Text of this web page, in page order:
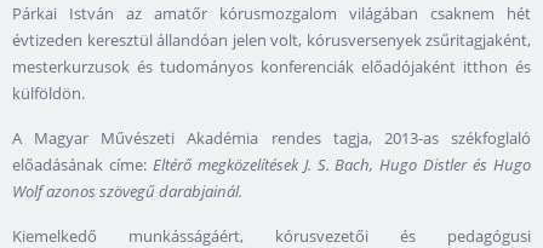
Párkai István az amatőr kórusmozgalom világában csaknem hét
évtizeden keresztül állandóan jelen volt, kórusversenyek zsűritagjaként,
mesterkurzusok és tudományos konferenciák előadójaként itthon és
külföldön.
A Magyar Művészeti Akadémia rendes tagja, 2013-as székfoglaló
előadásának címe: Eltérő megközelítések J. S. Bach, Hugo Distler és Hugo
Wolf azonos szövegű darabjainál.
Kiemelkedő munkásságáért, kórusvezetői és pedagógusi